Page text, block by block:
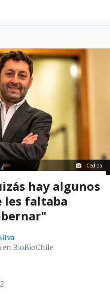
Cedida
hay algunos
les faltaba
en BioBioChile